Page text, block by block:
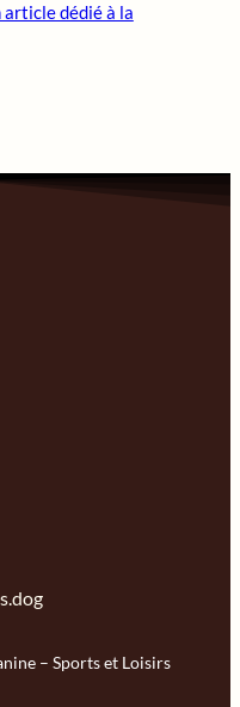
article dédié à la
– Sports et Loisirs